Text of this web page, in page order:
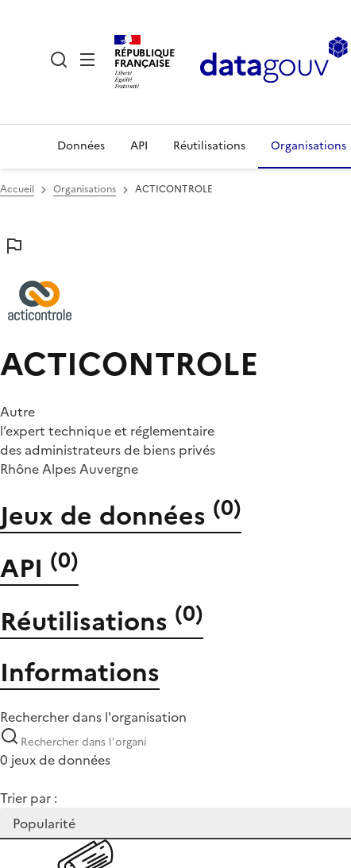
RÉPUBLIQUE
FRANÇAISE
Données API Réutilisations Organisations
Accueil Organisations ACTICONTROLE
ACTICONTROLE
Autre
l’expert technique et réglementaire
des administrateurs de biens privés
Rhône Alpes Auvergne
Jeux de données (0)
API (0)
Réutilisations (0)
Informations
Rechercher dans l'organisation
0 jeux de données
Trier par :